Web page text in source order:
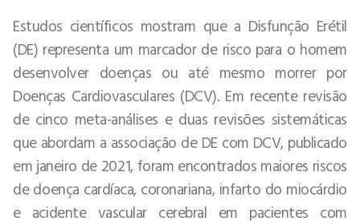
Estudos científicos mostram que a Disfunção Erétil
(DE) representa um marcador de risco para o homem
desenvolver doenças ou até mesmo morrer por
Doenças Cardiovasculares (DCV). Em recente revisão
de cinco meta-análises e duas revisões sistemáticas
que abordam a associação de DE com DCV, publicado
em janeiro de 2021, foram encontrados maiores riscos
de doença cardíaca, coronariana, infarto do miocárdio
e acidente vascular cerebral em pacientes com